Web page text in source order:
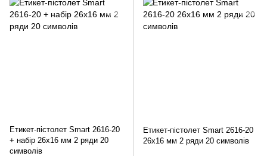
Етикет-пістолет Smart 2616-20
+ набір 26x16 мм 2 ряди 20
символів
Етикет-пістолет Smart 2616-20
26x16 мм 2 ряди 20 символів